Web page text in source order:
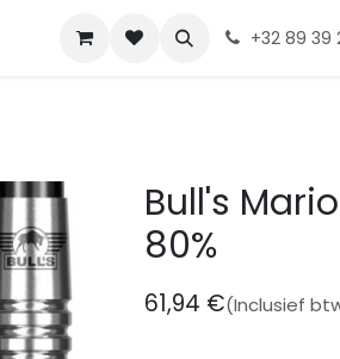
+32 89 39
Bull's
80%
61,94 €(Inclusief